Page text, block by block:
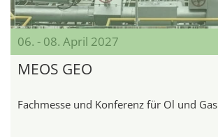
06. - 08. April 2027
MEOS GEO
Fachmesse und Konferenz für Öl und Gas